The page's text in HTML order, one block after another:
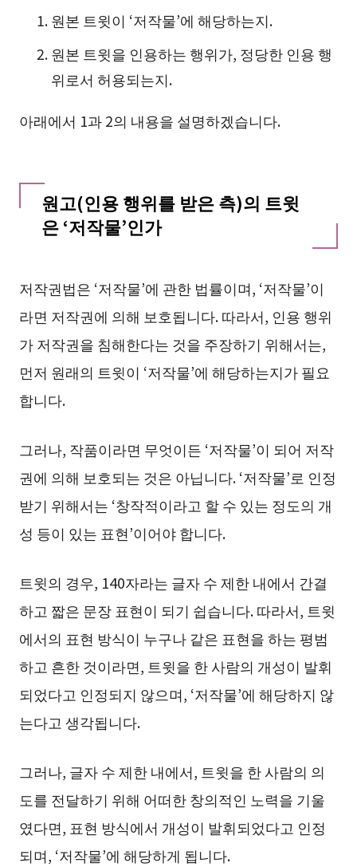
원본 트윗이 ‘저작물’에 해당하는지.
원본 트윗을 인용하는 행위가, 정당한 인용 행
위로서 허용되는지.
아래에서 1과 2의 내용을 설명하겠습니다.
원고(인용 행위를 받은 측)의 트윗
은 ‘저작물’인가
저작권법은 ‘저작물’에 관한 법률이며, ‘저작물’이
라면 저작권에 의해 보호됩니다. 따라서, 인용 행위
가 저작권을 침해한다는 것을 주장하기 위해서는,
먼저 원래의 트윗이 ‘저작물’에 해당하는지가 필요
합니다.
그러나, 작품이라면 무엇이든 ‘저작물’이 되어 저작
권에 의해 보호되는 것은 아닙니다. ‘저작물’로 인정
받기 위해서는 ‘창작적이라고 할 수 있는 정도의 개
성 등이 있는 표현’이어야 합니다.
트윗의 경우, 140자라는 글자 수 제한 내에서 간결
하고 짧은 문장 표현이 되기 쉽습니다. 따라서, 트윗
에서의 표현 방식이 누구나 같은 표현을 하는 평범
하고 흔한 것이라면, 트윗을 한 사람의 개성이 발휘
되었다고 인정되지 않으며, ‘저작물’에 해당하지 않
는다고 생각됩니다.
그러나, 글자 수 제한 내에서, 트윗을 한 사람의 의
도를 전달하기 위해 어떠한 창의적인 노력을 기울
였다면, 표현 방식에서 개성이 발휘되었다고 인정
되며, ‘저작물’에 해당하게 됩니다.